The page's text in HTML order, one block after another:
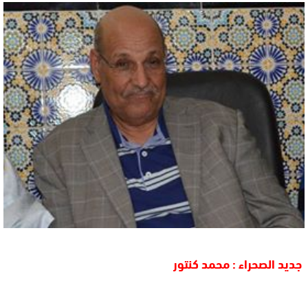
جديد الصحراء : محمد كنتور